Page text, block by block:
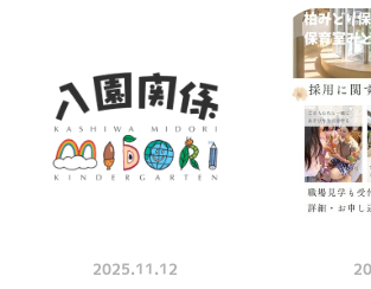
2025.11.12